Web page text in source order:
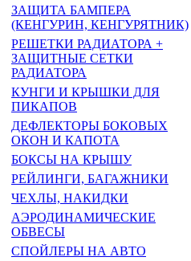
ЗАЩИТА БАМПЕРА
(КЕНГУРИН, КЕНГУРЯТНИК)
РЕШЕТКИ РАДИАТОРА +
ЗАЩИТНЫЕ СЕТКИ
РАДИАТОРА
КУНГИ И КРЫШКИ ДЛЯ
ПИКАПОВ
ДЕФЛЕКТОРЫ БОКОВЫХ
ОКОН И КАПОТА
БОКСЫ НА КРЫШУ
РЕЙЛИНГИ, БАГАЖНИКИ
ЧЕХЛЫ, НАКИДКИ
АЭРОДИНАМИЧЕСКИЕ
ОБВЕСЫ
СПОЙЛЕРЫ НА АВТО